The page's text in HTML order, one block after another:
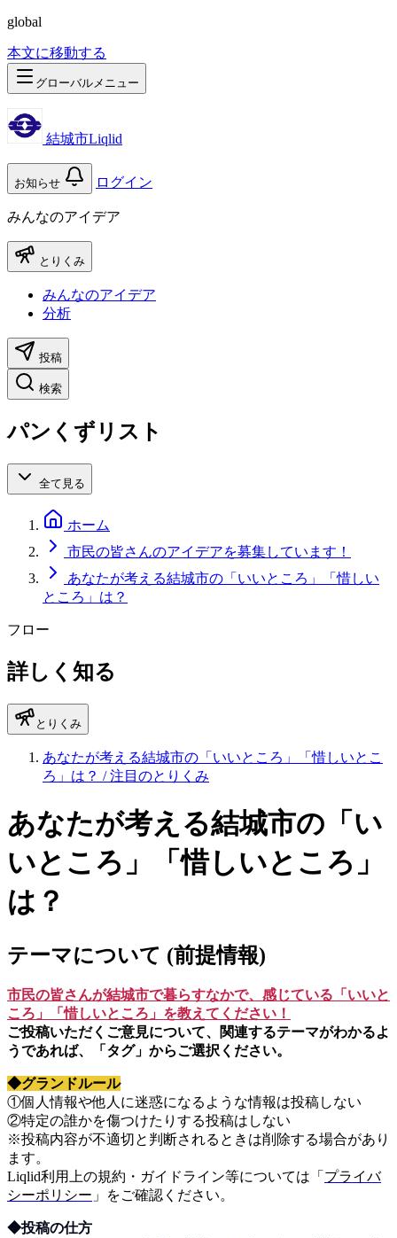
global
本文に移動する
グローバルメニュー
結城市Liqlid
お知らせ ログイン
みんなのアイデア
とりくみ
みんなのアイデア
分析
投稿
検索
パンくずリスト
全て見る
ホーム
市民の皆さんのアイデアを募集しています！
あなたが考える結城市の「いいところ」「惜しい
ところ」は？
フロー
詳しく知る
とりくみ
あなたが考える結城市の「いいところ」「惜しいとこ
ろ」は？ / 注目のとりくみ
あなたが考える結城市の「い
いところ」「惜しいところ」
は？
テーマについて (前提情報)
市民の皆さんが結城市で暮らすなかで、感じている「いいと
ころ」「惜しいところ」を教えてください！
ご投稿いただくご意見について、関連するテーマがわかるよ
うであれば、「タグ」からご選択ください。
◆グランドルール
①個人情報や他人に迷惑になるような情報は投稿しない
②特定の誰かを傷つけたりする投稿はしない
※投稿内容が不適切と判断されるときは削除する場合があり
ます。
Liqlid利用上の規約・ガイドライン等については「 プライバ
シーポリシー 」をご確認ください。
◆投稿の仕方